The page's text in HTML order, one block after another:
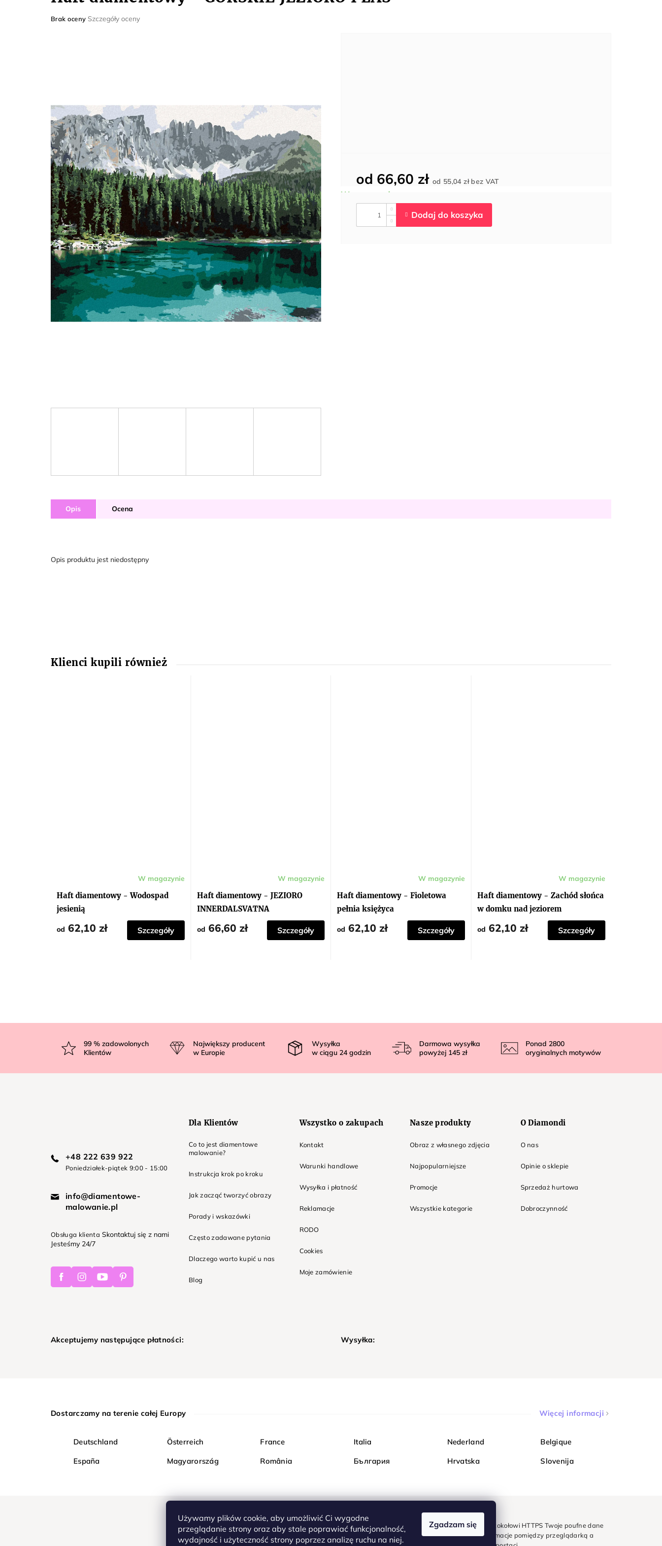
Używamy plików cookie, aby umożliwić Ci wygodne
przeglądanie strony oraz aby stale poprawiać funkcjonalność,
wydajność i użyteczność strony poprzez analizę ruchu na niej.
Zgadzam się
Średnia
Brak oceny Szczegóły oceny
od 66,60 zł od 55,04 złbez VAT
Opis Ocena
Opis produktu jest niedostępny
Haft diamentowy - Wodospad
jesienią
produktu
wynosi
5,0
na
gwiazdek.
W magazynie
od 62,10 zł Szczegóły
Haft diamentowy - JEZIORO
INNERDALSVATNA
W magazynie
od 66,60 zł Szczegóły
Haft diamentowy - Fioletowa
pełnia księżyca
W magazynie
od 62,10 zł Szczegóły
Haft diamentowy - Zachód słońca
w domku nad jeziorem
W magazynie
od 62,10 zł Szczegóły
p
99% zadowolonych
Klientów
Największy producent
w Europie
Wysyłka
w ciągu 24 godzin
Darmowa wysyłka
powyżej 145 zł
Ponad 2800
oryginalnych motywów
+48 222 639 922
Poniedziałek-piątek 9:00 - 15:00
info@diamentowe-
malowanie.pl
Obsługa klienta Skontaktuj się z nami
Jesteśmy 24/7
FacebookInstagramYoutubePinterest
Dla Klientów
Co to jest diamentowe
malowanie?
Instrukcja krok po kroku
Jak zacząć tworzyć obrazy
Porady i wskazówki
Często zadawane pytania
Dlaczego warto kupić u nas
Blog
Wszystko o zakupach
Kontakt
Warunki handlowe
Wysyłka i płatność
Reklamacje
RODO
Cookies
Moje zamówienie
Nasze produkty
Obraz z własnego zdjęcia
Najpopularniejsze
Promocje
Wszystkie kategorie
O Diamondi
O nas
Opinie o sklepie
Sprzedaż hurtowa
Dobroczynność
Akceptujemy następujące płatności: Wysyłka:
Dostarczamy na terenie całej Europy Więcej informacji
Deutschland Österreich France Italia Nederland Belgique
España Magyarország România България Hrvatska Slovenija
Kupuj bezpiecznie w Diamondi. Dzięki protokołowi HTTPS Twoje poufne dane
są całkowicie bezpieczne - wszystkie informacje pomiędzy przeglądarką a